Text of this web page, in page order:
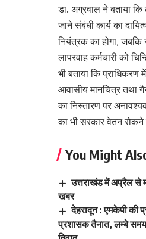
डा. अग्रवाल ने बताया कि
जाने संबंधी कार्य का
नियंत्रक का होगा, जबकि
लापरवाह कर्मचारी को
भी बताया कि
आवासीय मानचित्र तथा
का निस्तारण पर
का भी सरकार वेतन रोकने
You Might
उत्तराखंड में अप्रैल से
खबर
देहरादून : एमकेपी की
प्रशासक तैनात, लम्बे